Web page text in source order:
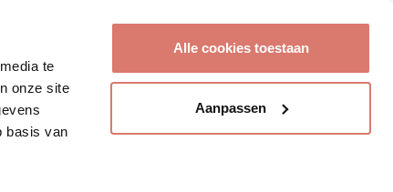
te
onze site
basis van
Alle cookies toestaan
Aanpassen